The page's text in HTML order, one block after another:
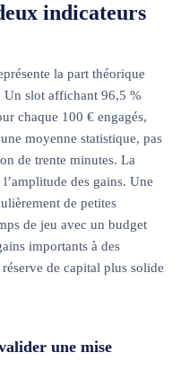
indicateurs
la part théorique
Un slot affichant 96,5 %
chaque 100 € engagés,
moyenne statistique, pas
de trente minutes. La
des gains. Une
de petites
de jeu avec un budget
importants à des
de capital plus solide
une mise